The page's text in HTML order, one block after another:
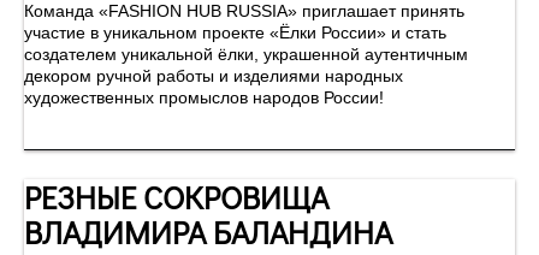
Команда «FASHION HUB RUSSIA» приглашает принять
участие в уникальном проекте «Ёлки России» и стать
создателем уникальной ёлки, украшенной аутентичным
декором ручной работы и изделиями народных
художественных промыслов народов России!
РЕЗНЫЕ СОКРОВИЩА
ВЛАДИМИРА БАЛАНДИНА